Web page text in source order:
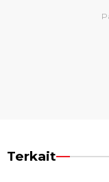
Terkait